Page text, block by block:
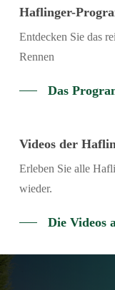
Haflinger-
Entdecken Sie das
Rennen
Das
Videos der
Erleben Sie alle
wieder.
Die Videos